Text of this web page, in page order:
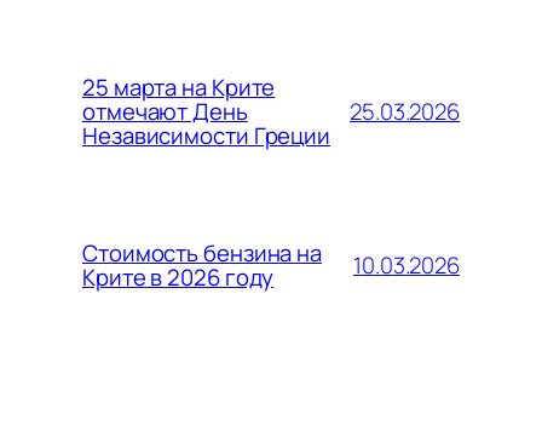
25 марта на Крите
отмечают День
Независимости Греции
25.03.2026
Стоимость бензина на
Крите в 2026 году 10.03.2026